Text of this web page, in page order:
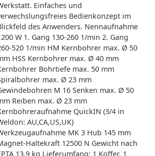
Einfaches und
Bedienkonzept im
des Anwenders. Nennaufnahme
W 1. Gang 130-260 1/min 2. Gang
520 1/min HM Kernbohrer max. Ø 50
HSS Kernbohrer max. Ø 40 mm
Bohrtiefe max. 50 mm
max. Ø 23 mm
M 16 Senken max. Ø 50
Reiben max. Ø 23 mm
QuickIN (3/4 in
AU,CA,US,UK)
MK 3 Hub 145 mm
Haltekraft 12500 N Gewicht nach
13,9 kg Lieferumfang: 1 Koffer, 1